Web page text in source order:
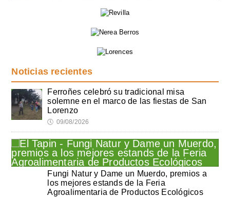
Noticias recientes
Ferroñes celebró su tradicional misa
solemne en el marco de las fiestas de San
Lorenzo
🕔 09/08/2026
Fungi Natur y Dame un Muerdo, premios a
los mejores estands de la Feria
Agroalimentaria de Productos Ecológicos